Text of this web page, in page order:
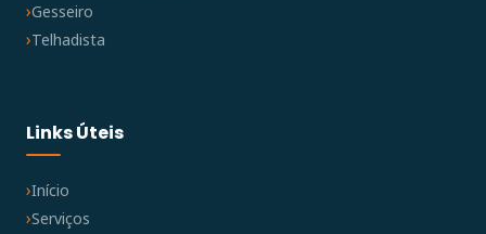
Gesseiro
Telhadista
Links Úteis
Início
Serviços